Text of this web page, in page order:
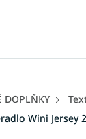
DOPLŇKY
Wini Jersey